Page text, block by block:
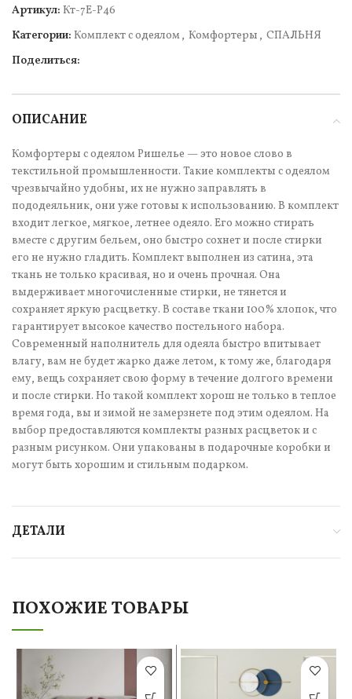
Артикул: Кт-7Е-Р46
Категории: Комплект c одеялом , Комфортеры , СПАЛЬНЯ
Поделиться:
ОПИСАНИЕ
Комфортеры с одеялом Ришелье — это новое слово в
текстильной промышленности. Такие комплекты с одеялом
чрезвычайно удобны, их не нужно заправлять в
пододеяльник, они уже готовы к использованию. В комплект
входит легкое, мягкое, летнее одеяло. Его можно стирать
вместе с другим бельем, оно быстро сохнет и после стирки
его не нужно гладить. Комплект выполнен из сатина, эта
ткань не только красивая, но и очень прочная. Она
выдерживает многочисленные стирки, не тянется и
сохраняет яркую расцветку. В составе ткани 100% хлопок, что
гарантирует высокое качество постельного набора.
Современный наполнитель для одеяла быстро впитывает
влагу, вам не будет жарко даже летом, к тому же, благодаря
ему, вещь сохраняет свою форму в течение долгого времени
и после стирки. Но такой комплект хорош не только в теплое
время года, вы и зимой не замерзнете под этим одеялом. На
выбор предоставляются комплекты разных расцветок и с
разным рисунком. Они упакованы в подарочные коробки и
могут быть хорошим и стильным подарком.
ДЕТАЛИ
ПОХОЖИЕ ТОВАРЫ